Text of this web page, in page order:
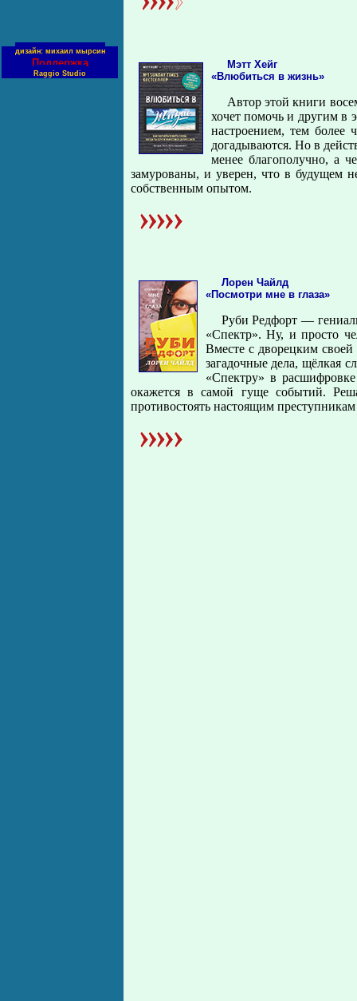
дизайн: михаил мырсин
Поддержка
Raggio Studio
Мэтт Хейг
«Влюбиться в жизнь»
Автор этой книги
хочет помочь и другим в
настроением, тем
догадываются. Но в
менее благополучно, а
замурованы, и уверен, что в будущем
собственным опытом.
Лорен Чайлд
«Посмотри мне в глаза»
Руби Редфорт —
«Спектр». Ну, и просто
Вместе с дворецким
загадочные дела, щёлкая
«Спектру» в
окажется в самой гуще событий.
противостоять настоящим